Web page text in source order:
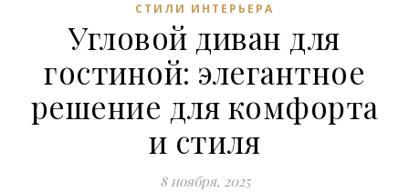
СТИЛИ ИНТЕРЬЕРА
Угловой диван для
гостиной: элегантное
решение для комфорта
и стиля
8 ноября, 2025